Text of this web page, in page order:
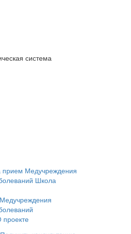
система
прием Медучреждения
Школа
Медучреждения
проекте